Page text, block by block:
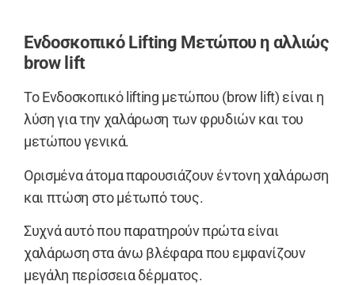
Ενδοσκοπικό Lifting Μετώπου η αλλιώς
brow lift
Το Ενδοσκοπικό lifting μετώπου (brow lift) είναι η
λύση για την χαλάρωση των φρυδιών και του
μετώπου γενικά.
Ορισμένα άτομα παρουσιάζουν έντονη χαλάρωση
και πτώση στο μέτωπό τους.
Συχνά αυτό που παρατηρούν πρώτα είναι
χαλάρωση στα άνω βλέφαρα που εμφανίζουν
μεγάλη περίσσεια δέρματος.